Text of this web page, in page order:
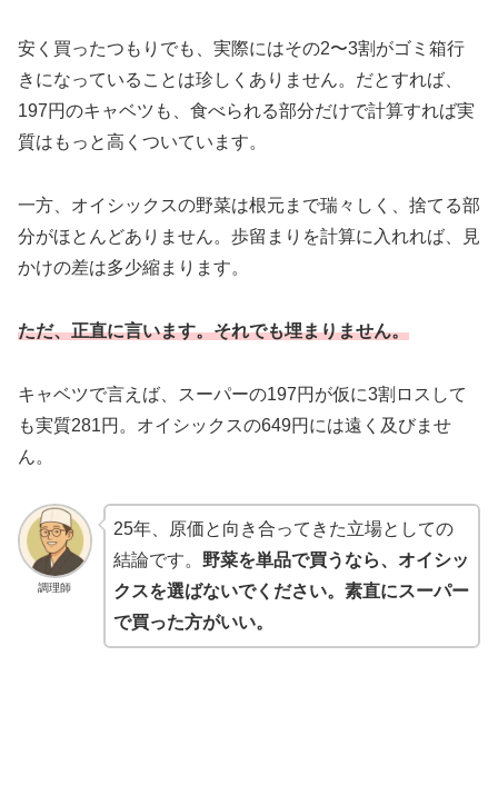
安く買ったつもりでも、実際にはその2〜3割がゴミ箱行
きになっていることは珍しくありません。だとすれば、
197円のキャベツも、食べられる部分だけで計算すれば実
質はもっと高くついています。
一方、オイシックスの野菜は根元まで瑞々しく、捨てる部
分がほとんどありません。歩留まりを計算に入れれば、見
かけの差は多少縮まります。
ただ、正直に言います。それでも埋まりません。
キャベツで言えば、スーパーの197円が仮に3割ロスして
も実質281円。オイシックスの649円には遠く及びませ
ん。
調理師
25年、原価と向き合ってきた立場としての
結論です。 野菜を単品で買うなら、オイシッ
クスを選ばないでください。素直にスーパー
で買った方がいい。